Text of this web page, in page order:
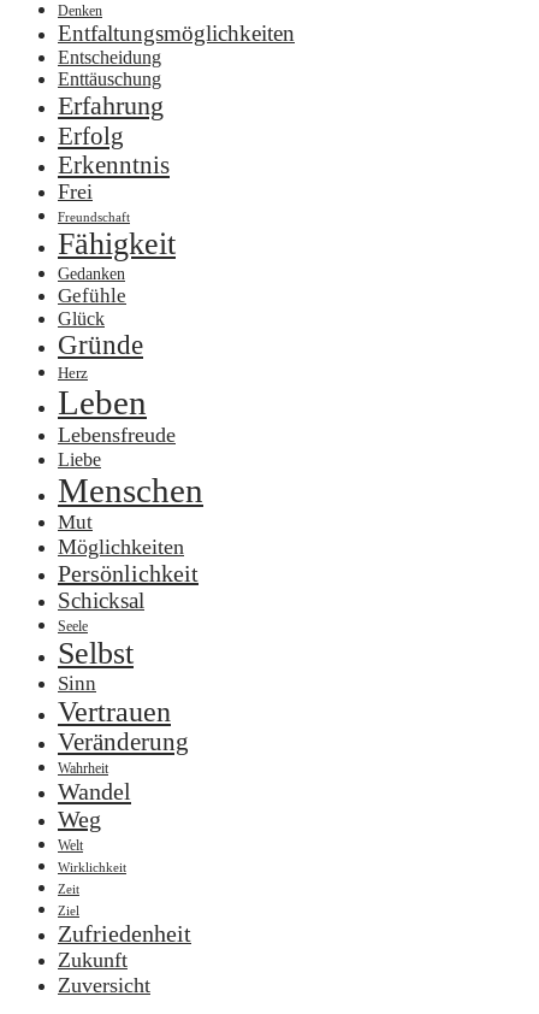
Denken
Entfaltungsmöglichkeiten
Entscheidung
Enttäuschung
Erfahrung
Erfolg
Erkenntnis
Frei
Freundschaft
Fähigkeit
Gedanken
Gefühle
Glück
Gründe
Herz
Leben
Lebensfreude
Liebe
Menschen
Mut
Möglichkeiten
Persönlichkeit
Schicksal
Seele
Selbst
Sinn
Vertrauen
Veränderung
Wahrheit
Wandel
Weg
Welt
Wirklichkeit
Zeit
Ziel
Zufriedenheit
Zukunft
Zuversicht